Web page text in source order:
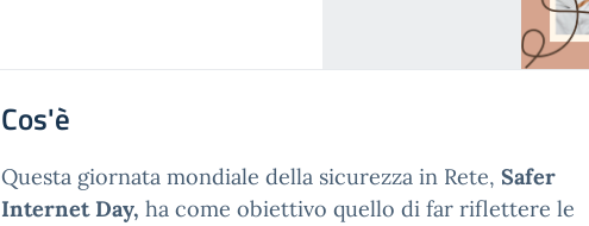
Cos'è
Questa giornata mondiale della sicurezza in Rete, Safer
Internet Day, ha come obiettivo quello di far riflettere le